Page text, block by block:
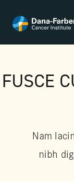
content
Our team
FUSCE
Nam
nibh